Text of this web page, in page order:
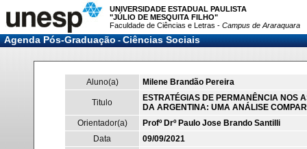
UNIVERSIDADE ESTADUAL PAULISTA
"JÚLIO DE MESQUITA FILHO"
Faculdade de Ciências e Letras - Campus de Araraquara
Agenda Pós-Graduação-Ciências Sociais
Aluno(a) Milene Brandão Pereira
Titulo
ESTRATÉGIAS DE PERMANÊNCIA NOS
DA ARGENTINA: UMA ANÁLISE
Orientador(a)
Profº Drº Paulo Jose Brando Santilli
Data
09/09/2021